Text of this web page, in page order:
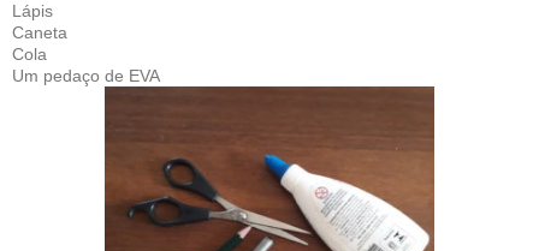
Lápis
Caneta
Cola
Um pedaço de EVA